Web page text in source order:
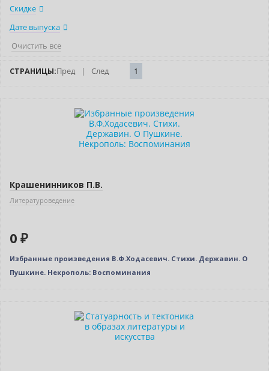
Скидке
Дате выпуска
Очистить все
СТРАНИЦЫ:Пред | След 1
Крашенинников П.В.
Литературоведение
0 ₽
Избранные произведения В.Ф.Ходасевич. Стихи. Державин. О
Пушкине. Некрополь: Воспоминания